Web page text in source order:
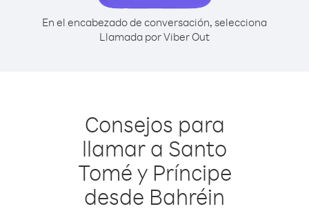
En el encabezado de conversación, selecciona
Llamada por Viber Out
Consejos para
llamar a Santo
Tomé y Príncipe
desde Bahréin